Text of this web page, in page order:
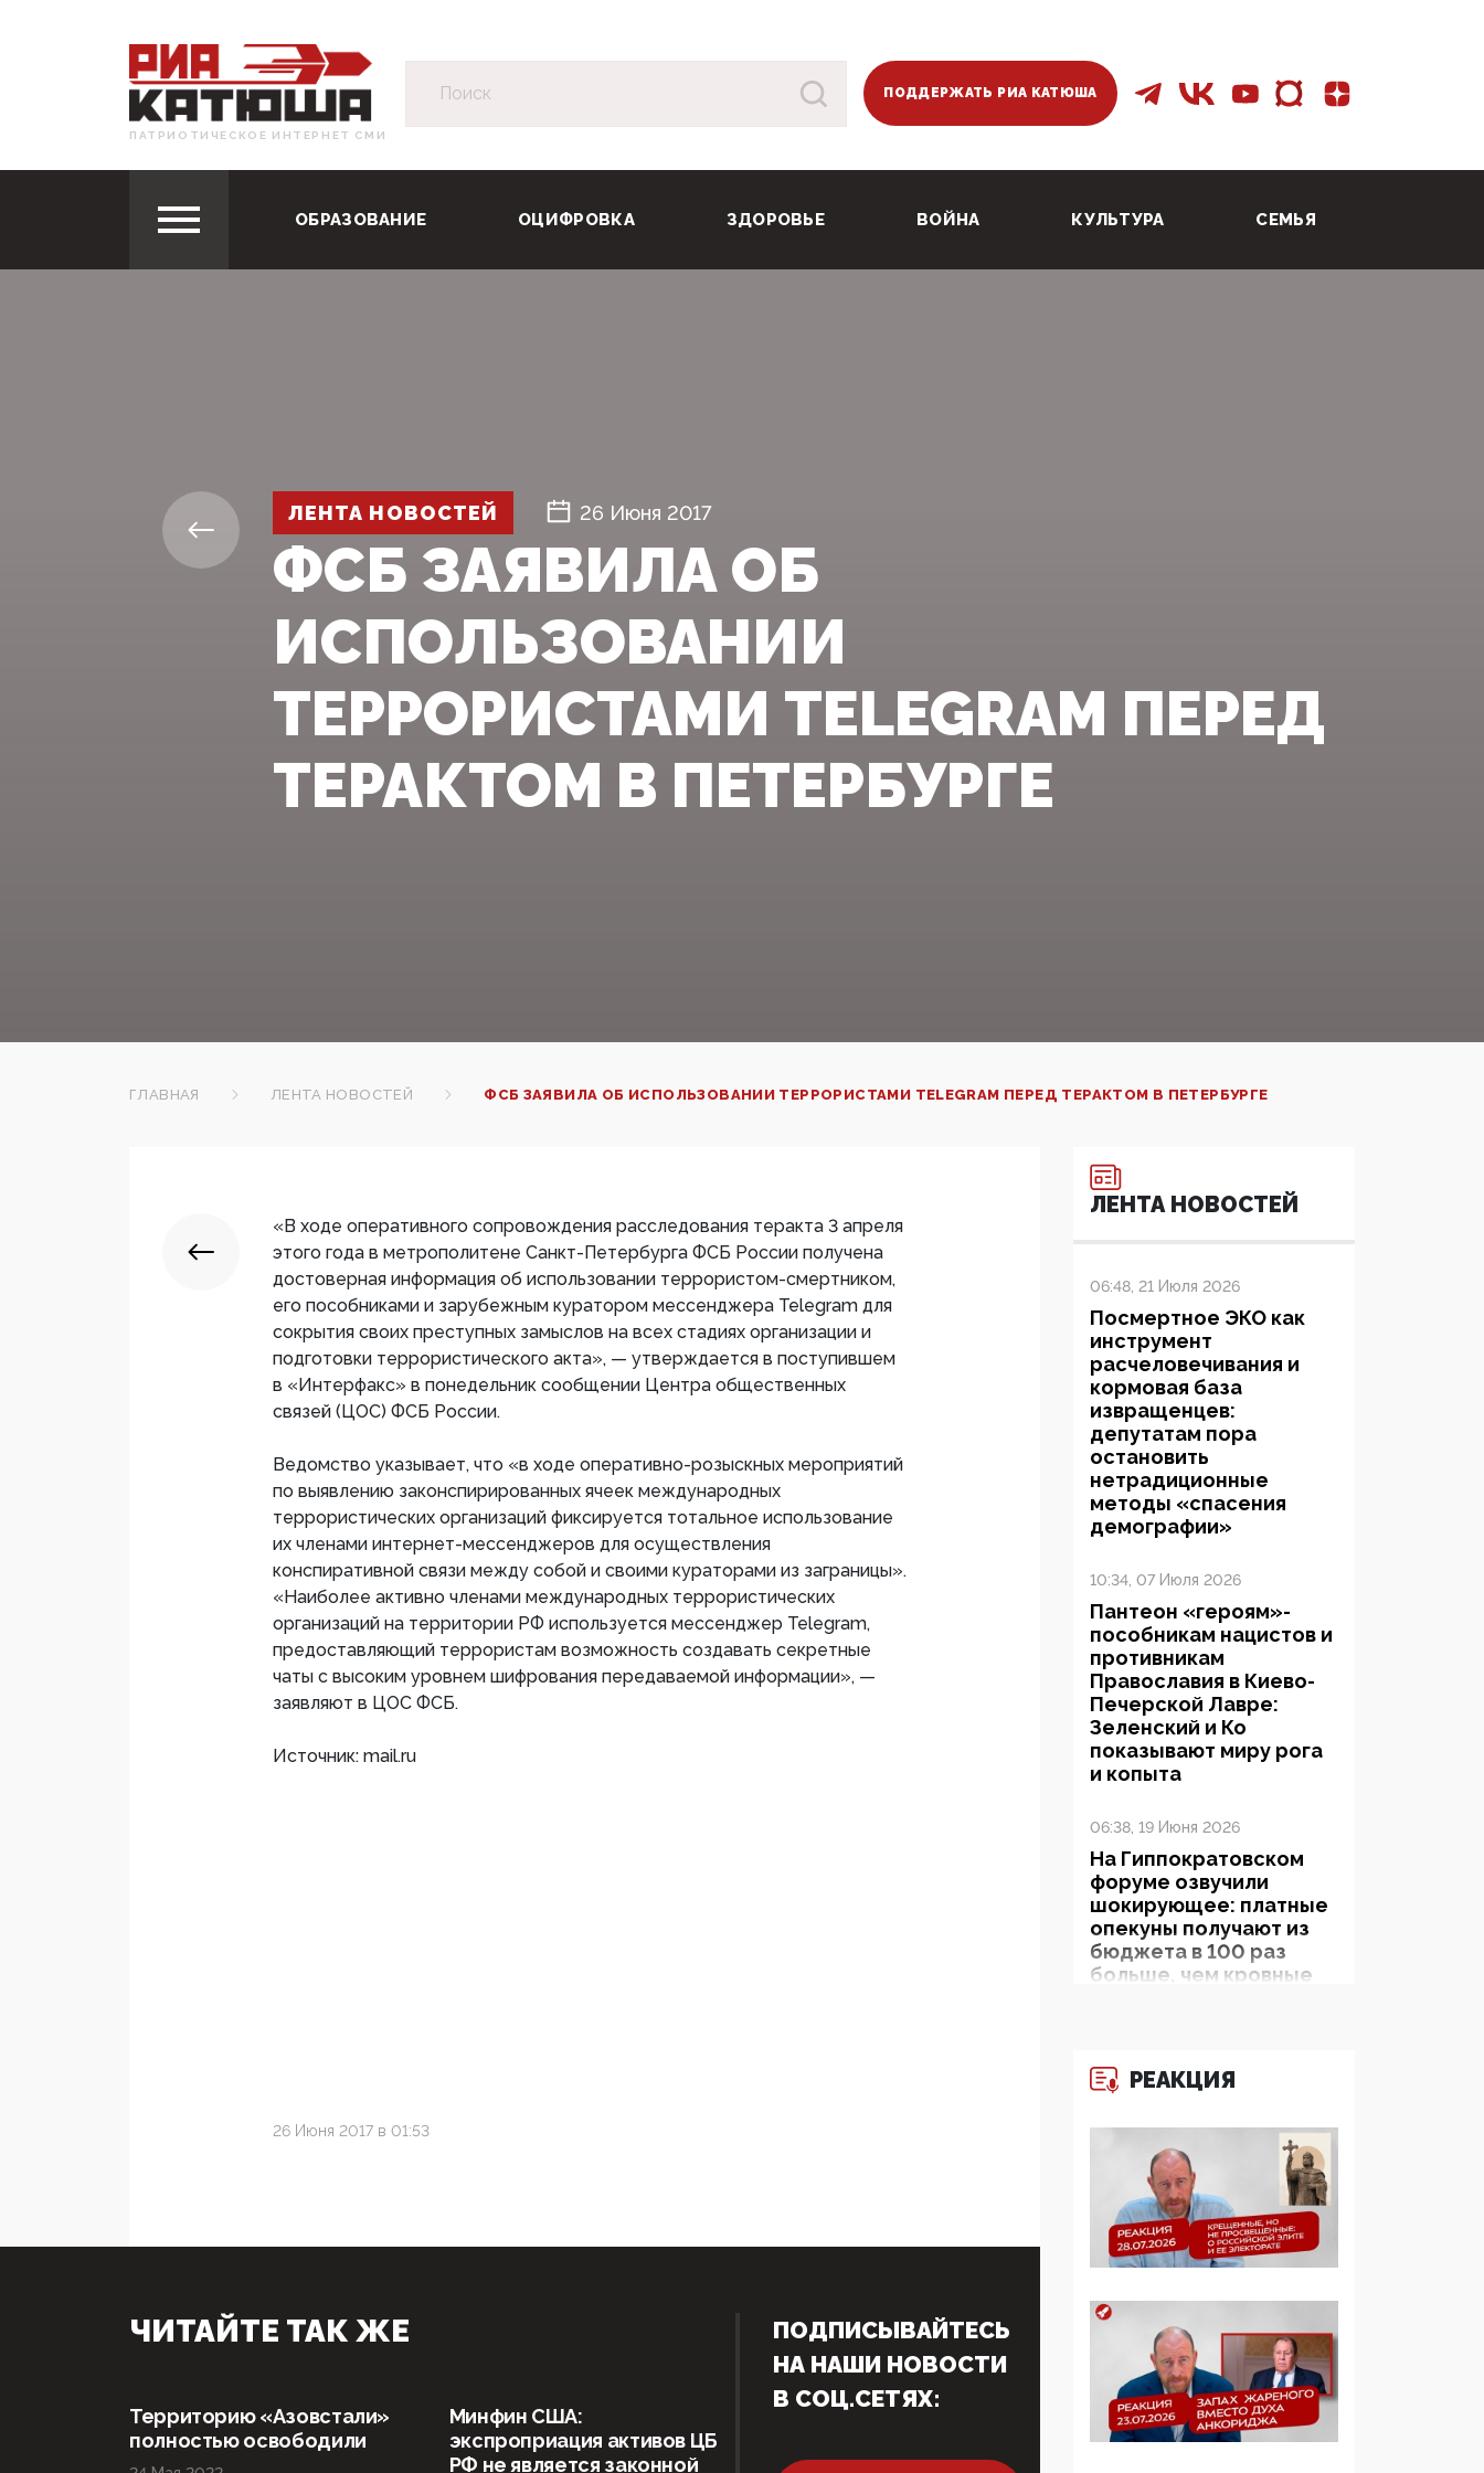
ПАТРИОТИЧЕСКОЕ ИНТЕРНЕТ СМИ
ПОДДЕРЖАТЬ РИА КАТЮША
ОБРАЗОВАНИЕ ОЦИФРОВКА ЗДОРОВЬЕ ВОЙНА КУЛЬТУРА СЕМЬЯ
ЛЕНТА НОВОСТЕЙ 26 Июня 2017
ФСБ ЗАЯВИЛА ОБ
ИСПОЛЬЗОВАНИИ
ТЕРРОРИСТАМИ TELEGRAM ПЕРЕД
ТЕРАКТОМ В ПЕТЕРБУРГЕ
ГЛАВНАЯ ЛЕНТА НОВОСТЕЙ ФСБ ЗАЯВИЛА ОБ ИСПОЛЬЗОВАНИИ ТЕРРОРИСТАМИ TELEGRAM ПЕРЕД ТЕРАКТОМ В ПЕТЕРБУРГЕ
«В ходе оперативного сопровождения расследования теракта 3 апреля
этого года в метрополитене Санкт-Петербурга ФСБ России получена
достоверная информация об использовании террористом-смертником,
его пособниками и зарубежным куратором мессенджера Telegram для
сокрытия своих преступных замыслов на всех стадиях организации и
подготовки террористического акта», — утверждается в поступившем
в «Интерфакс» в понедельник сообщении Центра общественных
связей (ЦОС) ФСБ России.
Ведомство указывает, что «в ходе оперативно-розыскных мероприятий
по выявлению законспирированных ячеек международных
террористических организаций фиксируется тотальное использование
их членами интернет-мессенджеров для осуществления
конспиративной связи между собой и своими кураторами из заграницы».
«Наиболее активно членами международных террористических
организаций на территории РФ используется мессенджер Telegram,
предоставляющий террористам возможность создавать секретные
чаты с высоким уровнем шифрования передаваемой информации», —
заявляют в ЦОС ФСБ.
Источник: mail.ru
26 Июня 2017 в 01:53
ЛЕНТА НОВОСТЕЙ
06:48, 21 Июля 2026
Посмертное ЭКО как
инструмент
расчеловечивания и
кормовая база
извращенцев:
депутатам пора
остановить
нетрадиционные
методы «спасения
демографии»
10:34, 07 Июля 2026
Пантеон «героям»-
пособникам нацистов и
противникам
Православия в Киево-
Печерской Лавре:
Зеленский и Ко
показывают миру рога
и копыта
06:38, 19 Июня 2026
На Гиппократовском
форуме озвучили
шокирующее: платные
опекуны получают из
бюджета в 100 раз
больше, чем кровные
Разбор учебника
редакцией Медведева:
суверенитет,
традиционные
ценности и немного
двоемыслия
Прокуратура наконец
увидела
экстремистскую
деятельность ИИТО
ЮНЕСКО в России, но
цифроглобалисты
продолжают
РЕАКЦИЯ
ЧИТАЙТЕ ТАК ЖЕ
Территорию «Азовстали»
полностью освободили
Минфин США:
экспроприация активов ЦБ
РФ не является законной
ПОДПИСЫВАЙТЕСЬ
НА НАШИ НОВОСТИ
В СОЦ.СЕТЯХ: